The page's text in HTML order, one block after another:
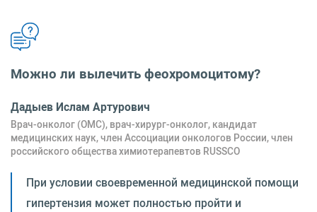
Можно ли вылечить феохромоцитому?
Дадыев Ислам Артурович
Врач-онколог (ОМС), врач-хирург-онколог, кандидат
медицинских наук, член Ассоциации онкологов России, член
российского общества химиотерапевтов RUSSCO
При условии своевременной медицинской помощи
гипертензия может полностью пройти и